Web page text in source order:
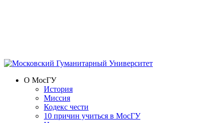
О МосГУ
История
Миссия
Кодекс чести
10 причин учиться в МосГУ